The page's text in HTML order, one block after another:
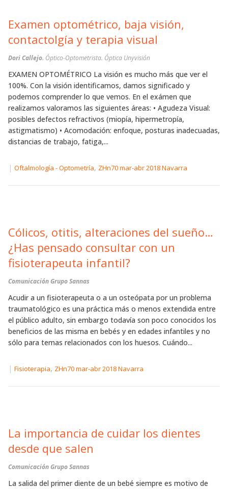
Examen optométrico, baja visión,
contactolgía y terapia visual
Dori Callejo. Óptico-Optometrista. Óptica Unyvisión
EXAMEN OPTOMÉTRICO La visión es mucho más que ver el
100%. Con la visión identificamos, damos significado y
podemos comprender lo que vemos. En el exámen que
realizamos valoramos las siguientes áreas: • Agudeza Visual:
posibles defectos refractivos (miopía, hipermetropía,
astigmatismo) • Acomodación: enfoque, posturas inadecuadas,
distancias de trabajo, fatiga,...
| Oftalmología - Optometría, ZHn70 mar-abr 2018 Navarra
Cólicos, otitis, alteraciones del sueño…
¿Has pensado consultar con un
fisioterapeuta infantil?
Comunicación Grupo Sannas
Acudir a un fisioterapeuta o a un osteópata por un problema
traumatológico es una práctica más o menos extendida entre
el público adulto, sin embargo todavía son poco conocidos los
beneficios de las misma en bebés y en edades infantiles y no
sólo para temas relacionados con los huesos. Cuándo...
| Fisioterapia, ZHn70 mar-abr 2018 Navarra
La importancia de cuidar los dientes
desde que salen
Comunicación Grupo Sannas
La salida del primer diente de un bebé siempre es motivo de